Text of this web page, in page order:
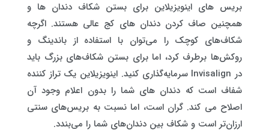
بریس های اینویزیلاین برای بستن شکاف دندان ها و
همچنین صاف کردن دندان های کج عالی هستند. اگرچه
شکاف‌های کوچک را می‌توان با استفاده از باندینگ و
روکش‌ها برطرف کرد، اما برای بستن شکاف‌های بزرگ باید
در Invisalign سرمایه‌گذاری کنید. اینویزیلاین یک تراز کننده
شفاف است که دندان های شما را بدون اعلام وجود آن
اصلاح می کند. گران است، اما نسبت به بریس‌های سنتی
ارزان‌تر است و شکاف بین دندان‌های شما را می‌بندد.